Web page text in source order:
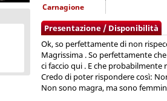
Carnagione
Presentazione / Disponibilità
Ok, so perfettamente di non
Magrissima . So perfettamente
ci faccio qui . E che
Credo di poter rispondere così:
Non sono magra, ma sono